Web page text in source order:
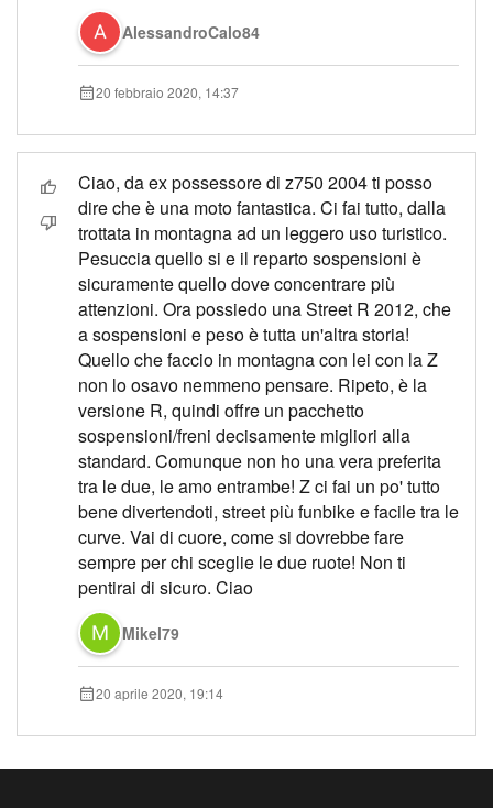
AlessandroCalo84
20 febbraio 2020, 14:37
Ciao, da ex possessore di z750 2004 ti posso
dire che è una moto fantastica. Ci fai tutto, dalla
trottata in montagna ad un leggero uso turistico.
Pesuccia quello si e il reparto sospensioni è
sicuramente quello dove concentrare più
attenzioni. Ora possiedo una Street R 2012, che
a sospensioni e peso è tutta un'altra storia!
Quello che faccio in montagna con lei con la Z
non lo osavo nemmeno pensare. Ripeto, è la
versione R, quindi offre un pacchetto
sospensioni/freni decisamente migliori alla
standard. Comunque non ho una vera preferita
tra le due, le amo entrambe! Z ci fai un po' tutto
bene divertendoti, street più funbike e facile tra le
curve. Vai di cuore, come si dovrebbe fare
sempre per chi sceglie le due ruote! Non ti
pentirai di sicuro. Ciao
Mikel79
20 aprile 2020, 19:14